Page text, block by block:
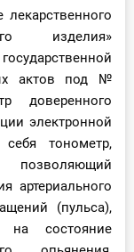
изделия»
актов под №
доверенного
электронной
тонометр,
артериального
(пульса),
на состояние